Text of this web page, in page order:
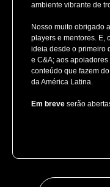
ambiente vibrante de
Nosso muito obrigado
players e mentores. E,
ideia desde o primeiro
e C&A; aos
conteúdo que fazem
da América Latina.
Em breve serão